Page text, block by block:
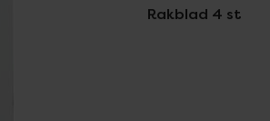
Rakblad 4 st